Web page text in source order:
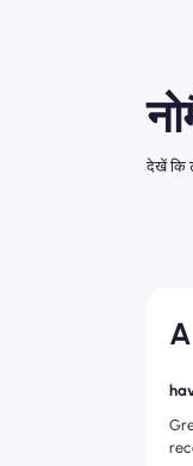
देखें कि